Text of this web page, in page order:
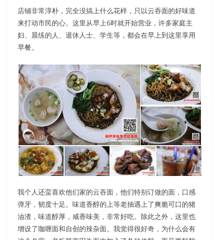
店铺非常淳朴，完全没搞上什么花样，只以云吞面的好味道
来打动市民的心。这里从早上6时就开始营业，许多家庭主
妇、晨练的人、退休人士、学生等，都会在早上到这里享用
早餐。
我个人还蛮喜欢他们家的云吞面，他们特别订做的面，口感
弹牙，韧度十足。味道香醇的上等老抽遇上了爽脆可口的猪
油渣，味道醇厚，咸香味美，非常好吃。除此之外，这里也
增设了咖喱面和自创的辣杂面。我觉得很好奇，为什么会有